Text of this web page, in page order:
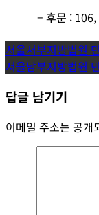
– 후문 :
글
탐
색
서울서부지방법원
서울남부지방법원
답글 남기기
이메일 주소는 공개